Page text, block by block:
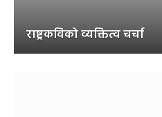
राष्ट्रकविको व्यक्तित्व चर्चा